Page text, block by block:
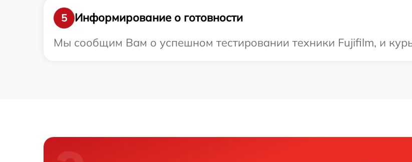
5
Информирование о готовности
Мы сообщим Вам о успешном тестировании техники Fujifilm, и